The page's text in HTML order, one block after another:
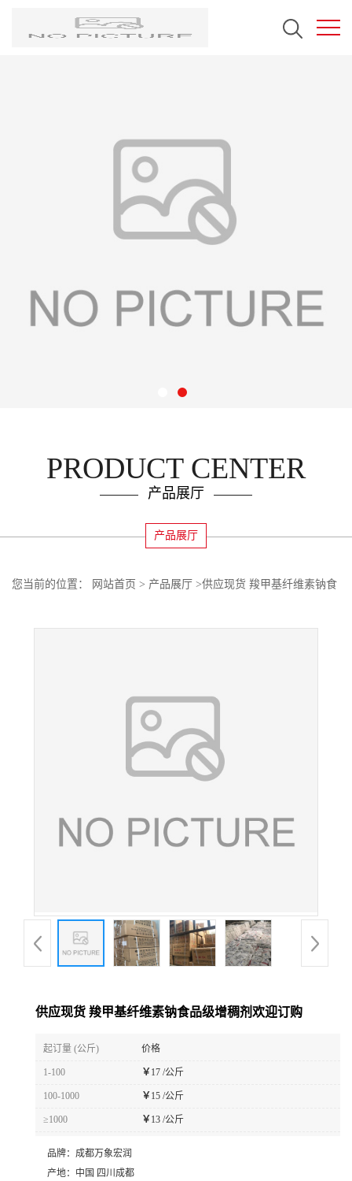
PRODUCT CENTER
产品展厅
产品展厅
您当前的位置： 网站首页 > 产品展厅 >供应现货 羧甲基纤维素钠食
供应现货 羧甲基纤维素钠食品级增稠剂欢迎订购
起订量 (公斤) 价格
1-100 ￥ 17 /公斤
100-1000 ￥ 15 /公斤
≥1000 ￥ 13 /公斤
品牌： 成都万象宏润
产地： 中国 四川成都